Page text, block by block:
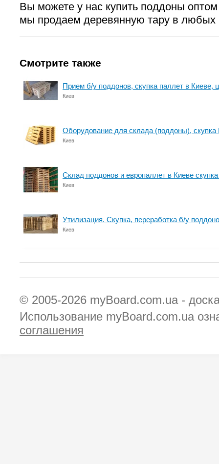
Вы можете у нас купить поддоны
мы продаем деревянную тару в любых
Смотрите также
Прием б/у поддонов, скупка паллет в Киеве,
Киев
Оборудование для склада (поддоны), скупка
Киев
Склад поддонов и европаллет в Киеве
Киев
Утилизация. Скупка, переработка б/у
Киев
© 2005-2026 myBoard.com.ua -
Использование myBoard.com.ua
соглашения